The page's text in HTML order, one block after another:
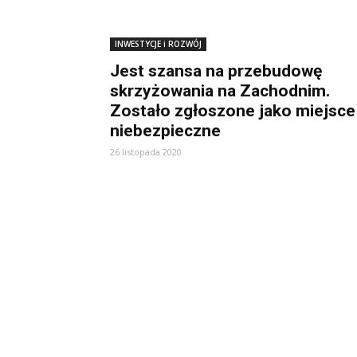
INWESTYCJE i ROZWÓJ
Jest szansa na przebudowę
skrzyżowania na Zachodnim.
Zostało zgłoszone jako miejsce
niebezpieczne
26 listopada 2020